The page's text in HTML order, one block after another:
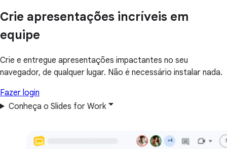
Crie apresentações incríveis em
equipe
Crie e entregue apresentações impactantes no seu
navegador, de qualquer lugar. Não é necessário instalar nada.
Fazer login
Conheça o Slides for Work